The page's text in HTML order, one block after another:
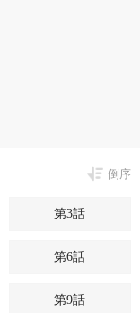
倒序
第3話
第6話
第9話